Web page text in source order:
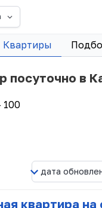
Квартиры
посуточно в
100
квартира на